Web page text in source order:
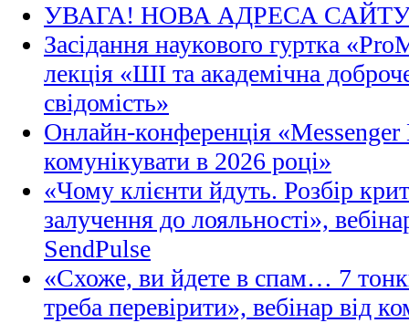
УВАГА! НОВА АДРЕСА
Засідання наукового гуртка
лекція «ШІ та академічна
свідомість»
Онлайн-конференція
комунікувати в 2026 році»
«Чому клієнти йдуть. Розбір
залучення до лояльності»,
SendPulse
«Схоже, ви йдете в спам… 7
треба перевірити», вебінар від